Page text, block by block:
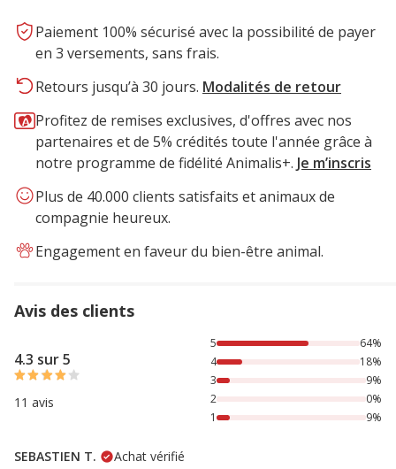
Paiement 100% sécurisé avec la possibilité de payer
en 3 versements, sans frais.
Retours jusqu’à 30 jours. Modalités de retour
Profitez de remises exclusives, d'offres avec nos
partenaires et de 5% crédités toute l'année grâce à
notre programme de fidélité Animalis+. Je m’inscris
Plus de 40.000 clients satisfaits et animaux de
compagnie heureux.
Engagement en faveur du bien-être animal.
Avis des clients
4.3 sur 5
11 avis
64% des personnes lont noté avec {1} étoiles, 18% des
5
64%
4
18%
3
9%
2
0%
1
9%
SEBASTIEN T.
Achat vérifié